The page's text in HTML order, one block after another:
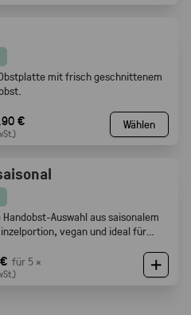
mit frisch geschnittenem
€ Wählen
Auswahl aus saisonalem
vegan und ideal für
für 5 ×